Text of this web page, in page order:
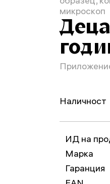
микроскоп
Наличност
ИД на
Марка
Гаранция